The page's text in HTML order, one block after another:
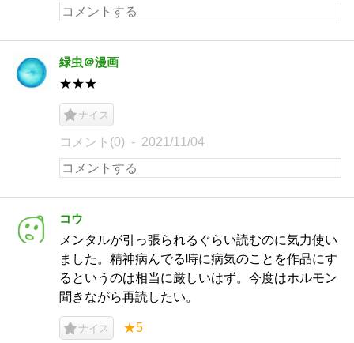
緑虫＠漫画
★★★
ナイス
コメント(0) 2021/11/04
コウ
メンタルが引っ張られるぐらい読むのに気力使い
ました。精神病んでる時に病気のことを作品にす
るというのは相当に厳しいはず。今度はホルモン
聞きながら再読したい。
ナイス ★5